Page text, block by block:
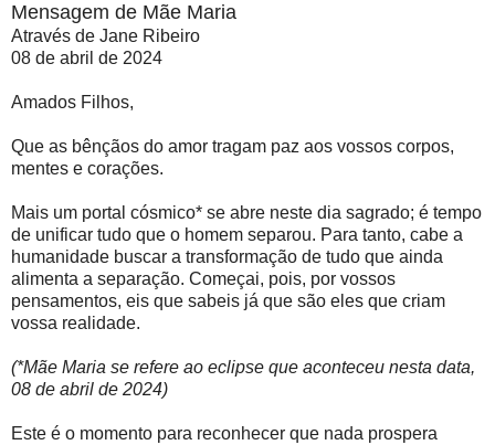
Mensagem de Mãe Maria
Através de Jane Ribeiro
08 de abril de 2024
Amados Filhos,
Que as bênçãos do amor tragam paz aos vossos corpos,
mentes e corações.
Mais um portal cósmico* se abre neste dia sagrado; é tempo
de unificar tudo que o homem separou. Para tanto, cabe a
humanidade buscar a transformação de tudo que ainda
alimenta a separação. Começai, pois, por vossos
pensamentos, eis que sabeis já que são eles que criam
vossa realidade.
(*Mãe Maria se refere ao eclipse que aconteceu nesta data,
08 de abril de 2024)
Este é o momento para reconhecer que nada prospera